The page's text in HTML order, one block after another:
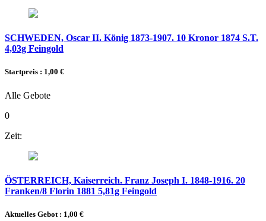
SCHWEDEN, Oscar II. König 1873-1907. 10 Kronor 1874 S.T.
4,03g Feingold
Startpreis : 1,00 €
Alle Gebote
0
Zeit:
ÖSTERREICH, Kaiserreich. Franz Joseph I. 1848-1916. 20
Franken/8 Florin 1881 5,81g Feingold
Aktuelles Gebot : 1,00 €